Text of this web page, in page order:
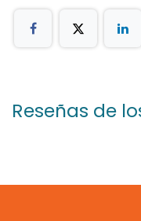
Reseñas de